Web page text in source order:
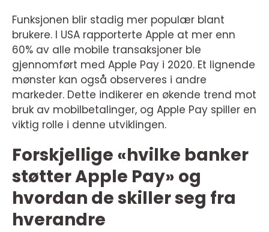
Funksjonen blir stadig mer populær blant
brukere. I USA rapporterte Apple at mer enn
60% av alle mobile transaksjoner ble
gjennomført med Apple Pay i 2020. Et lignende
mønster kan også observeres i andre
markeder. Dette indikerer en økende trend mot
bruk av mobilbetalinger, og Apple Pay spiller en
viktig rolle i denne utviklingen.
Forskjellige «hvilke banker
støtter Apple Pay» og
hvordan de skiller seg fra
hverandre